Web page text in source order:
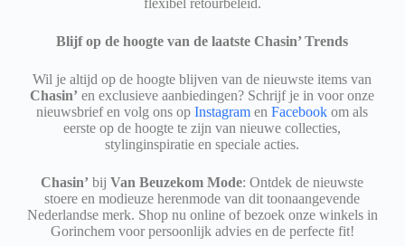
flexibel retourbeleid.
Blijf op de hoogte van de laatste Chasin’ Trends
Wil je altijd op de hoogte blijven van de nieuwste items van
Chasin’ en exclusieve aanbiedingen? Schrijf je in voor onze
nieuwsbrief en volg ons opInstagram enFacebook om als
eerste op de hoogte te zijn van nieuwe collecties,
stylinginspiratie en speciale acties.
Chasin’ bijVan Beuzekom Mode: Ontdek de nieuwste
stoere en modieuze herenmode van dit toonaangevende
Nederlandse merk. Shop nu online of bezoek onze winkels in
Gorinchem voor persoonlijk advies en de perfecte fit!